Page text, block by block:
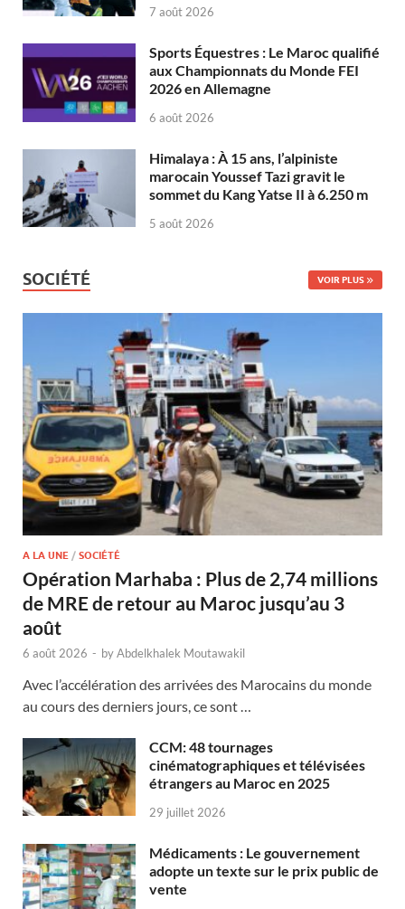
7 août 2026
Sports Équestres : Le Maroc qualifié
aux Championnats du Monde FEI
2026 en Allemagne
6 août 2026
Himalaya : À 15 ans, l’alpiniste
marocain Youssef Tazi gravit le
sommet du Kang Yatse II à 6.250 m
5 août 2026
SOCIÉTÉ VOIR PLUS
A LA UNE / SOCIÉTÉ
Opération Marhaba : Plus de 2,74 millions
de MRE de retour au Maroc jusqu’au 3
août
6 août 2026 - byAbdelkhalek Moutawakil
Avec l’accélération des arrivées des Marocains du monde
au cours des derniers jours, ce sont …
CCM: 48 tournages
cinématographiques et télévisées
étrangers au Maroc en 2025
29 juillet 2026
Médicaments : Le gouvernement
adopte un texte sur le prix public de
vente